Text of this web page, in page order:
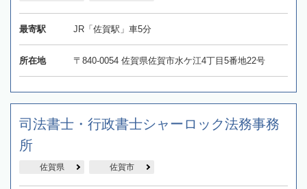
最寄駅 JR「佐賀駅」車5分
所在地 〒840-0054 佐賀県佐賀市水ケ江4丁目5番地22号
司法書士・行政書士シャーロック法務事務
所
佐賀県 佐賀市